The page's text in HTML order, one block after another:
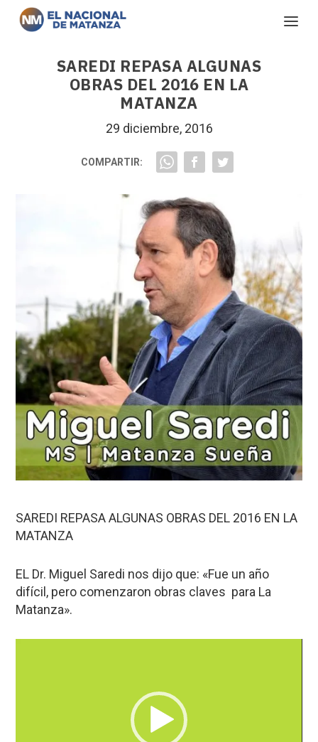
SAREDI REPASA ALGUNAS
OBRAS DEL 2016 EN LA
MATANZA
29 diciembre, 2016
COMPARTIR:
SAREDI REPASA ALGUNAS OBRAS DEL 2016 EN LA
MATANZA
EL Dr. Miguel Saredi nos dijo que: «Fue un año
difícil, pero comenzaron obras claves para La
Matanza».